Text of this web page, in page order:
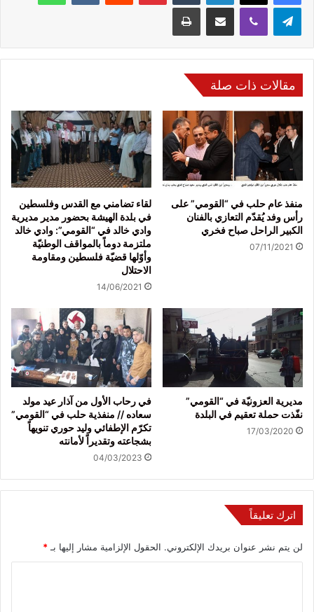
مقالات ذات صلة
منفذ عام حلب في “القومي” على
رأس وفد يُقدّم التعازي بالفنان
الكبير الراحل صباح فخري
07/11/2021
لقاء تضامني مع القدس وفلسطين
في بلدة الهيشة بحضور مدير مديرية
وادي خالد في “القومي”: وادي خالد
ملتزمة دوماً بالمواقف الوطنيّة
وأوّلها قضيّة فلسطين ومقاومة
الاحتلال
14/06/2021
مديرية العزونيّة في “القومي”
نفّذت حملة تعقيم في البلدة
17/03/2020
في رحاب الأول من آذار عيد مولد
سعاده // منفذية حلب في “القومي”
تكرّم الإطفائي وليد حوري تنويهاً
بشجاعته وتقديراً لأمانته
04/03/2023
اترك تعليقاً
لن يتم نشر عنوان بريدك الإلكتروني. الحقول الإلزامية مشار إليها بـ *